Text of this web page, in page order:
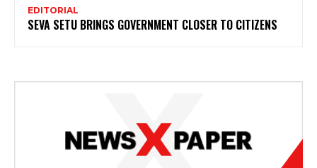
EDITORIAL
SEVA SETU BRINGS GOVERNMENT CLOSER TO CITIZENS